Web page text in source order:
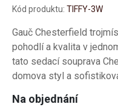
Kód produktu: TIFFY-3W
Gauč Chesterfield
pohodlí a kvalita v
tato sedací souprava
domova styl a
Na objednání